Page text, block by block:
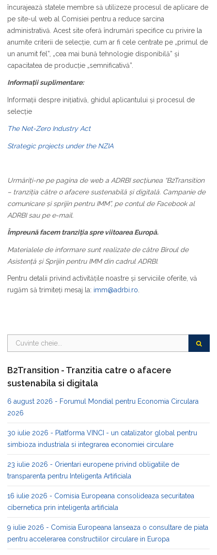
încurajează statele membre să utilizeze procesul de aplicare de
pe site-ul web al Comisiei pentru a reduce sarcina
administrativă. Acest site oferă îndrumări specifice cu privire la
anumite criterii de selecție, cum ar fi cele centrate pe „primul de
un anumit fel”, „cea mai bună tehnologie disponibilă” și
capacitatea de producție „semnificativă”.
Informații suplimentare:
Informații despre inițiativă, ghidul aplicantului și procesul de
selecție
The Net-Zero Industry Act
Strategic projects under the NZIA
Urmăriți-ne pe pagina de web a ADRBI secțiunea “B2Transition
– tranziția către o afacere sustenabilă și digitală. Campanie de
comunicare și sprijin pentru IMM”, pe contul de Facebook al
ADRBI sau pe e-mail.
Împreună facem tranziția spre viitoarea Europă.
Materialele de informare sunt realizate de către Biroul de
Asistență și Sprijin pentru IMM din cadrul ADRBI.
Pentru detalii privind activităţile noastre şi serviciile oferite, vă
rugăm să trimiteţi mesaj la: imm@adrbi.ro
B2Transition - Tranzitia catre o afacere
sustenabila si digitala
6 august 2026 - Forumul Mondial pentru Economia Circulara
2026
30 iulie 2026 - Platforma VINCI - un catalizator global pentru
simbioza industriala si integrarea economiei circulare
23 iulie 2026 - Orientari europene privind obligatiile de
transparenta pentru Inteligenta Artificiala
16 iulie 2026 - Comisia Europeana consolideaza securitatea
cibernetica prin inteligenta artificiala
9 iulie 2026 - Comisia Europeana lanseaza o consultare de piata
pentru accelerarea constructiilor circulare in Europa